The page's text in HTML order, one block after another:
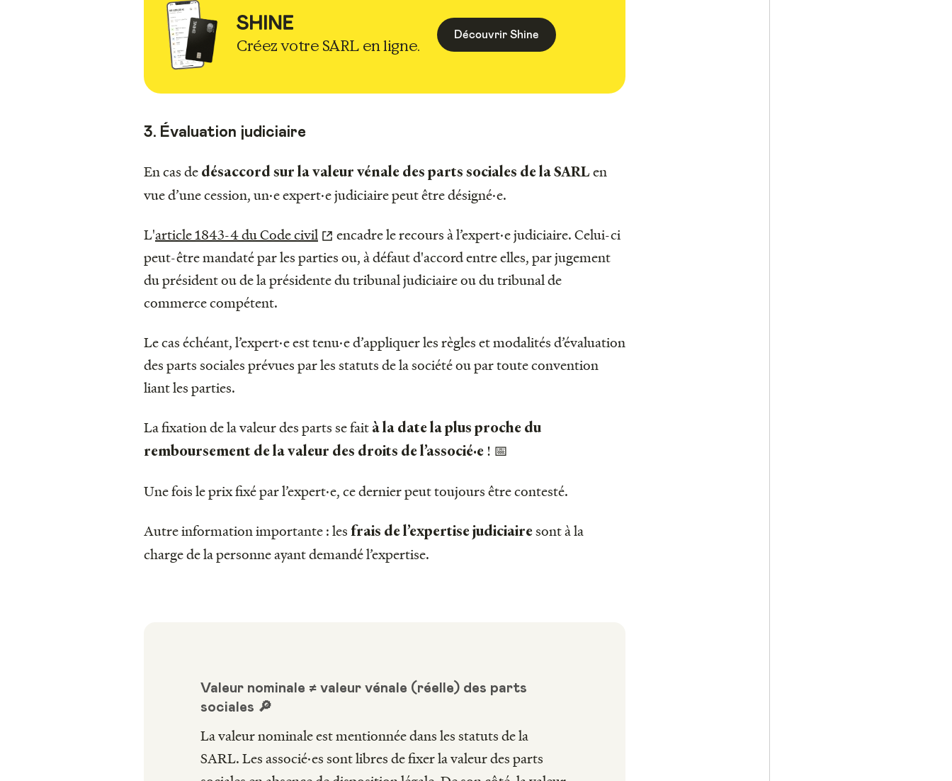
Créez votre SARL en ligne.
Découvrir Shine
3. Évaluation judiciaire
En cas de désaccord sur la valeur vénale des parts sociales de la SARL en
vue d’une cession, un·e expert·e judiciaire peut être désigné·e.
L'article 1843-4 du Code civil
encadre le recours à l’expert·e judiciaire. Celui-ci
peut-être mandaté par les parties ou, à défaut d'accord entre elles, par jugement
du président ou de la présidente du tribunal judiciaire ou du tribunal de
commerce compétent.
Le cas échéant, l’expert·e est tenu·e d’appliquer les règles et modalités d’évaluation
des parts sociales prévues par les statuts de la société ou par toute convention
liant les parties.
La fixation de la valeur des parts se fait à la date la plus proche du
remboursement de la valeur des droits de l’associé·e ! 📅
Une fois le prix fixé par l’expert·e, ce dernier peut toujours être contesté.
Autre information importante : les frais de l’expertise judiciairesont à la
charge de la personne ayant demandé l’expertise.
Valeur nominale ≠ valeur vénale (réelle) des parts
sociales 🔎
La valeur nominale est mentionnée dans les statuts de la
SARL. Les associé·es sont libres de fixer la valeur des parts